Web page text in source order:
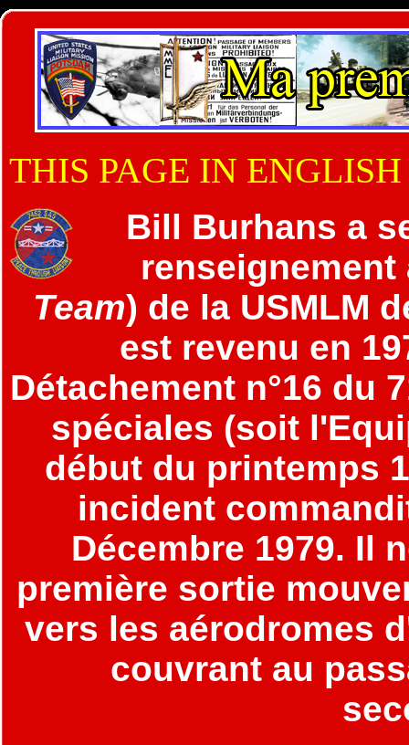
THIS PAGE IN
Bill Burhans a
Team) de la USMLM
est revenu en
Détachement n°16 du
spéciales (soit
début du printemps
incident
Décembre 1979. Il
première sortie
vers les aérodromes
couvrant au